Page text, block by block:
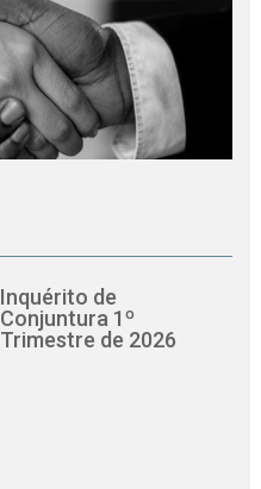
Inquérito de
Conjuntura 1º
Trimestre de 2026